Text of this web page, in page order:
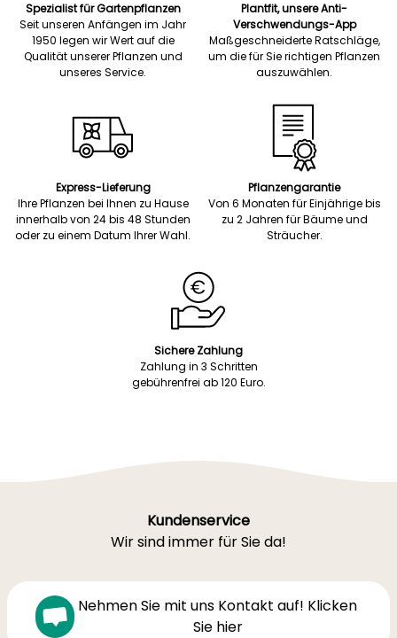
Spezialist für Gartenpflanzen
Seit unseren Anfängen im Jahr
1950 legen wir Wert auf die
Qualität unserer Pflanzen und
unseres Service.
Plantfit, unsere Anti-
Verschwendungs-App
Maßgeschneiderte Ratschläge,
um die für Sie richtigen Pflanzen
auszuwählen.
Express-Lieferung
Ihre Pflanzen bei Ihnen zu Hause
innerhalb von 24 bis 48 Stunden
oder zu einem Datum Ihrer Wahl.
Pflanzengarantie
Von 6 Monaten für Einjährige bis
zu 2 Jahren für Bäume und
Sträucher.
Sichere Zahlung
Zahlung in 3 Schritten
gebührenfrei ab 120 Euro.
Kundenservice
Wir sind immer für Sie da!
Nehmen Sie mit uns Kontakt auf! Klicken
Sie hier